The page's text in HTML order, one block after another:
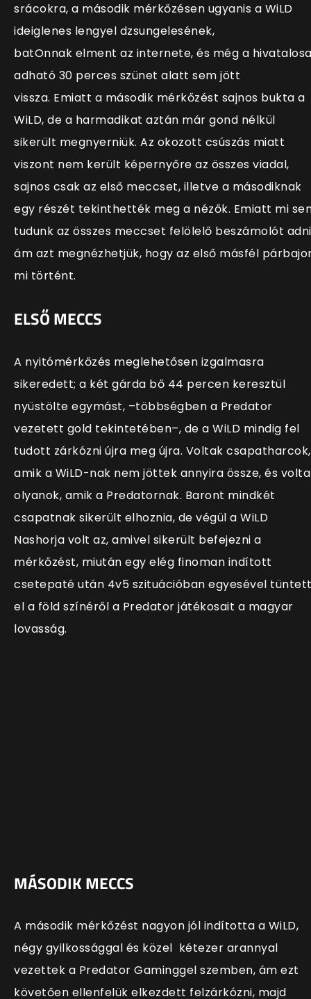
srácokra, a második mérkőzésen ugyanis a WiLD
ideiglenes lengyel dzsungelesének,
batOnnak elment az internete, és még a
adható 30 perces szünet alatt sem jött
vissza. Emiatt a második mérkőzést sajnos bukta a
WiLD, de a harmadikat aztán már gond nélkül
sikerült megnyerniük. Az okozott csúszás miatt
viszont nem került képernyőre az összes viadal,
sajnos csak az első meccset, illetve a másodiknak
egy részét tekinthették meg a nézők. Emiatt mi
tudunk az összes meccset felölelő beszámolót
ám azt megnézhetjük, hogy az első másfél
mi történt.
ELSŐ MECCS
A nyitómérkőzés meglehetősen izgalmasra
sikeredett; a két gárda bő 44 percen keresztül
nyüstölte egymást, –többségben a Predator
vezetett gold tekintetében–, de a WiLD mindig fel
tudott zárkózni újra meg újra. Voltak csapatharcok,
amik a WiLD-nak nem jöttek annyira össze, és
olyanok, amik a Predatornak. Baront mindkét
csapatnak sikerült elhoznia, de végül a WiLD
Nashorja volt az, amivel sikerült befejezni a
mérkőzést, miután egy elég finoman indított
csetepaté után 4v5 szituációban egyesével
el a föld színéről a Predator játékosait a magyar
lovasság.
MÁSODIK MECCS
A második mérkőzést nagyon jól indította a WiLD,
négy gyilkossággal és közel kétezer arannyal
vezettek a Predator Gaminggel szemben, ám ezt
követően ellenfelük elkezdett felzárkózni, majd